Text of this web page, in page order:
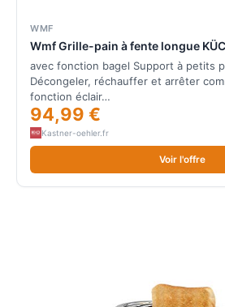
WMF
Wmf Grille-pain à fente longue
avec fonction bagel Support à petits
Décongeler, réchauffer et arrêter
fonction éclair…
94,99 €
Kastner-oehler.fr
Voir l'offre